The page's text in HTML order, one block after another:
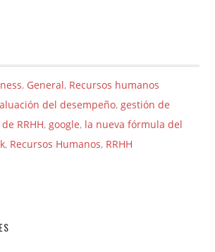
, General, Recursos humanos
del desempeño,gestión de
RRHH,google, la nueva fórmula del
, Recursos Humanos, RRHH